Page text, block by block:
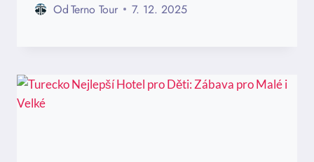
OdTerno Tour 7. 12. 2025